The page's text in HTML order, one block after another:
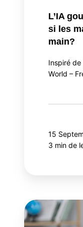
L’IA
si les
main?
Inspiré
World –
15
3 min de
L'ère
de